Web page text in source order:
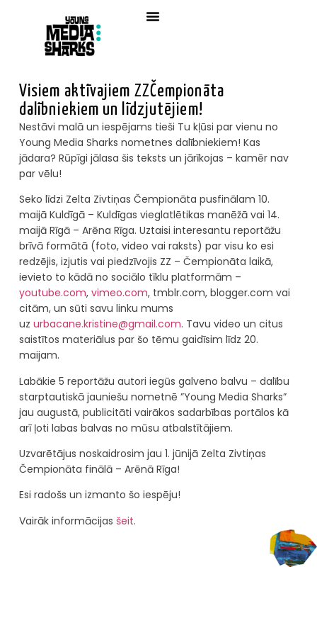
Visiem aktīvajiem ZZČempionāta
dalībniekiem un līdzjutējiem!
Nestāvi malā un iespējams tieši Tu kļūsi par vienu no
Young Media Sharks nometnes dalībniekiem! Kas
jādara? Rūpīgi jālasa šis teksts un jārīkojas – kamēr nav
par vēlu!
Seko līdzi Zelta Zivtiņas Čempionāta pusfinālam 10.
maijā Kuldīgā – Kuldīgas vieglatlētikas manēžā vai 14.
maijā Rīgā – Arēna Rīga. Uztaisi interesantu reportāžu
brīvā formātā (foto, video vai raksts) par visu ko esi
redzējis, izjutis vai piedzīvojis ZZ – Čempionāta laikā,
ievieto to kādā no sociālo tīklu platformām –
youtube.com, vimeo.com, tmblr.com, blogger.com vai
citām, un sūti savu linku mums
uz urbacane.kristine@gmail.com. Tavu video un citus
saistītos materiālus par šo tēmu gaidīsim līdz 20.
maijam.
Labākie 5 reportāžu autori iegūs galveno balvu – dalību
starptautiskā jauniešu nometnē ”Young Media Sharks”
jau augustā, publicitāti vairākos sadarbības portālos kā
arī ļoti labas balvas no mūsu atbalstītājiem.
Uzvarētājus noskaidrosim jau 1. jūnijā Zelta Zivtiņas
Čempionāta finālā – Arēnā Rīga!
Esi radošs un izmanto šo iespēju!
Vairāk informācijas šeit.